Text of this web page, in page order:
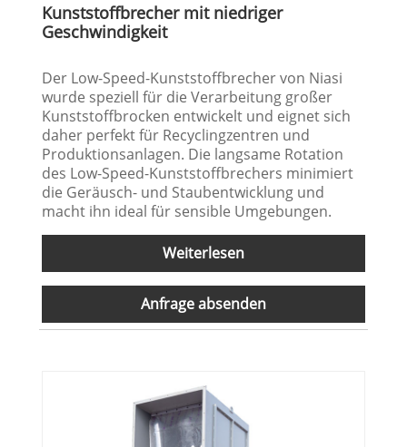
Kunststoffbrecher mit niedriger
Geschwindigkeit
Der Low-Speed-Kunststoffbrecher von Niasi
wurde speziell für die Verarbeitung großer
Kunststoffbrocken entwickelt und eignet sich
daher perfekt für Recyclingzentren und
Produktionsanlagen. Die langsame Rotation
des Low-Speed-Kunststoffbrechers minimiert
die Geräusch- und Staubentwicklung und
macht ihn ideal für sensible Umgebungen.
Weiterlesen
Anfrage absenden